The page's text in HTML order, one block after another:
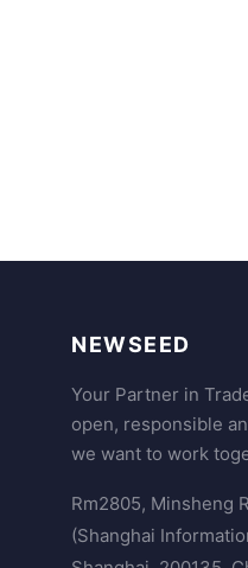
NEWSEED
Your Partner in
open, responsible
we want to work
Rm2805, Minsheng
(Shanghai